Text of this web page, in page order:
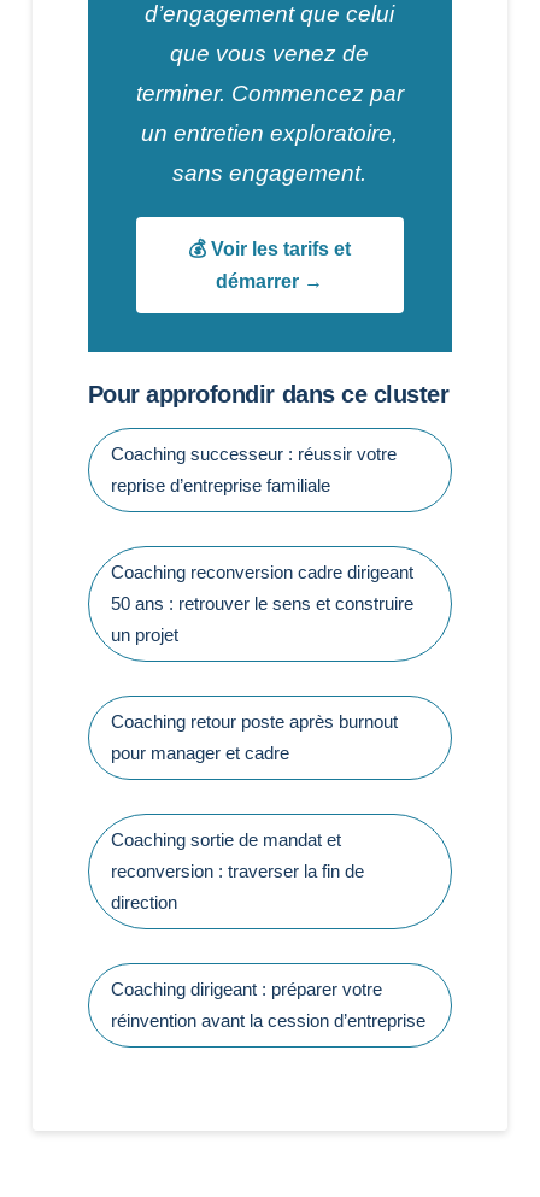
d’engagement que celui
que vous venez de
terminer. Commencez par
un entretien exploratoire,
sans engagement.
💰 Voir les tarifs et
démarrer →
Pour approfondir dans ce cluster
Coaching successeur : réussir votre
reprise d’entreprise familiale
Coaching reconversion cadre dirigeant
50 ans : retrouver le sens et construire
un projet
Coaching retour poste après burnout
pour manager et cadre
Coaching sortie de mandat et
reconversion : traverser la fin de
direction
Coaching dirigeant : préparer votre
réinvention avant la cession d’entreprise